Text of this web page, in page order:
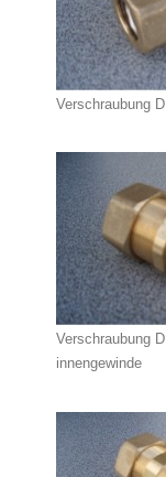
Verschraubung
Verschraubung
innengewinde